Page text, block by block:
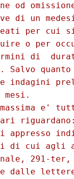
od
di un
per cui
o per
di
Salvo
indagini
mesi.
e'
appresso
di cui agli
291-
dalle